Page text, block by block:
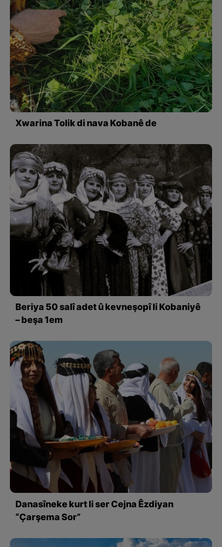
Xwarina Tolik di nava Kobanê de
Beriya 50 salî adet û kevneşopî li Kobaniyê
– beşa 1em
Danasîneke kurt li ser Cejna Êzdiyan
“Çarşema Sor”